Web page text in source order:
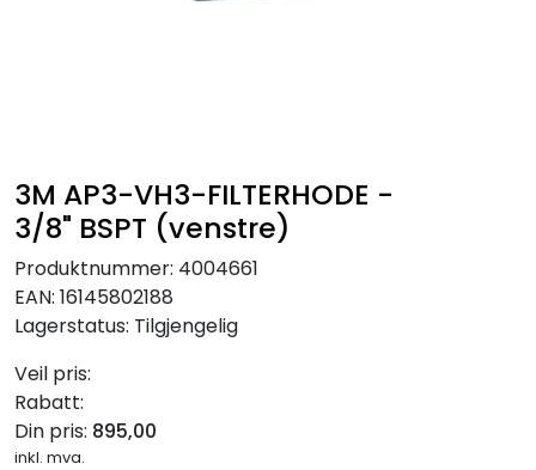
3M AP3-VH3-FILTERHODE -
3/8" BSPT (venstre)
Produktnummer: 4004661
EAN: 16145802188
Lagerstatus: Tilgjengelig
Veil pris:
Rabatt:
Din pris: 895,00
inkl. mva.
HUS OG HYTTE
ANALYSEVERKTØY
KJEMIKALIER
FILTERMEDIA
VARMEANLEGG